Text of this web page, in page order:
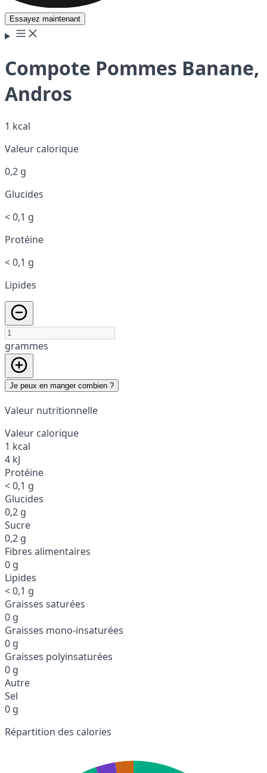
Essayez maintenant
Compote Pommes Banane,
Andros
1 kcal
Valeur calorique
0,2 g
Glucides
< 0,1 g
Protéine
< 0,1 g
Lipides
grammes
Je peux en manger combien ?
Valeur nutritionnelle
Valeur calorique
1 kcal
4 kJ
Protéine
< 0,1 g
Glucides
0,2 g
Sucre
0,2 g
Fibres alimentaires
0 g
Lipides
< 0,1 g
Graisses saturées
0 g
Graisses mono-insaturées
0 g
Graisses polyinsaturées
0 g
Autre
Sel
0 g
Répartition des calories